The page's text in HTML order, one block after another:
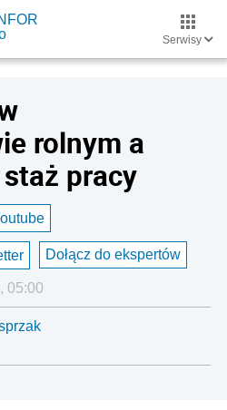
Serwisy
rolnym a
pracy
Dołącz do ekspertów
05:00